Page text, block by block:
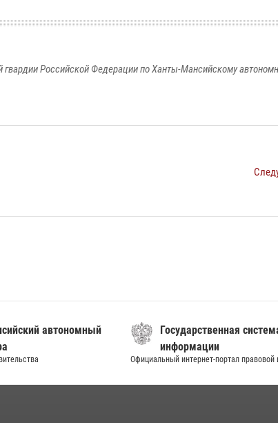
Российской Федерации по Ханты-Мансийскому
автономный
Государственная
информации
Официальный интернет-портал